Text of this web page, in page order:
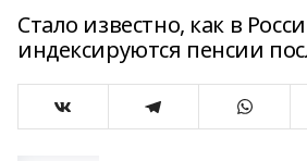
Стало известно, как в
индексируются пенсии